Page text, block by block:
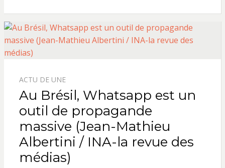
ACTU DE UNE
Au Brésil, Whatsapp est un
outil de propagande
massive (Jean-Mathieu
Albertini / INA-la revue des
médias)